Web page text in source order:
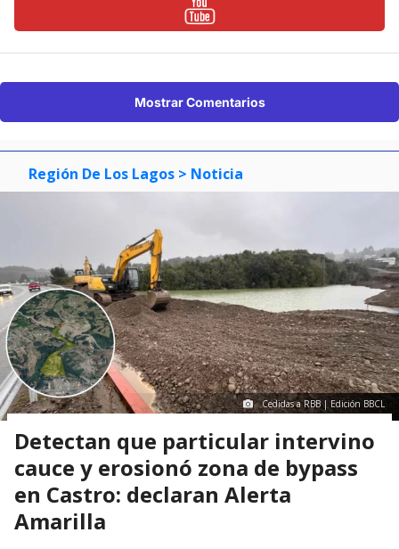
Mostrar Comentarios
Región De Los Lagos > Noticia
Cedidas a RBB | Edición BBCL
Detectan que particular intervino
cauce y erosionó zona de bypass
en Castro: declaran Alerta
Amarilla